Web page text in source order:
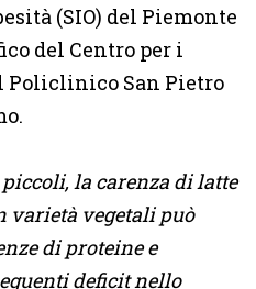
(SIO) del Piemonte
del Centro per i
San Pietro
la carenza di latte
varietà vegetali può
di proteine e
deficit nello